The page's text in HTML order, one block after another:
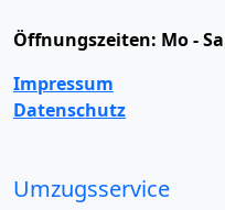
Öffnungszeiten: Mo -
Impressum
Datenschutz
Umzugsservice